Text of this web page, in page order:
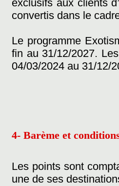
exclusifs aux clients
convertis dans le
Le programme
fin au 31/12/2027.
04/03/2024 au 31/12/
4- Barème et
Les points sont
une de ses